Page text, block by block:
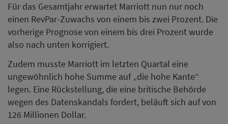
Für das Gesamtjahr erwartet Marriott nun nur noch
einen RevPar-Zuwachs von einem bis zwei Prozent. Die
vorherige Prognose von einem bis drei Prozent wurde
also nach unten korrigiert.
Zudem musste Marriott im letzten Quartal eine
ungewöhnlich hohe Summe auf „die hohe Kante“
legen. Eine Rückstellung, die eine britische Behörde
wegen des Datenskandals fordert, beläuft sich auf von
126 Millionen Dollar.